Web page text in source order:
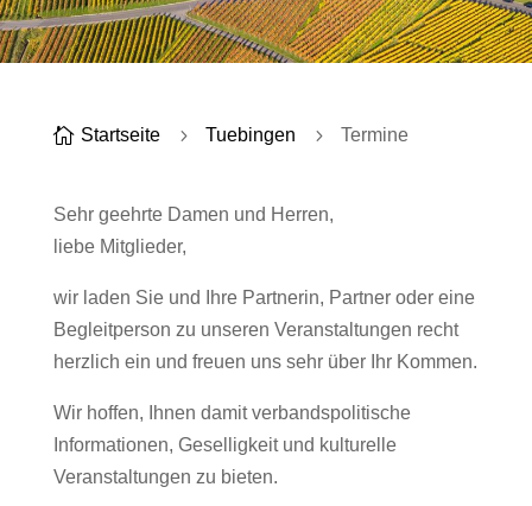
 Startseite 5 Tuebingen 5 Termine
Sehr geehrte Damen und Herren,
liebe Mitglieder,
wir laden Sie und Ihre Partnerin, Partner oder eine
Begleitperson zu unseren Veranstaltungen recht
herzlich ein und freuen uns sehr über Ihr Kommen.
Wir hoffen, Ihnen damit verbandspolitische
Informationen, Geselligkeit und kulturelle
Veranstaltungen zu bieten.